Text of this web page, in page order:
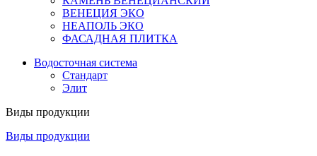
ВЕНЕЦИЯ ЭКО
НЕАПОЛЬ ЭКО
ФАСАДНАЯ ПЛИТКА
Водосточная система
Стандарт
Элит
Виды продукции
Виды продукции